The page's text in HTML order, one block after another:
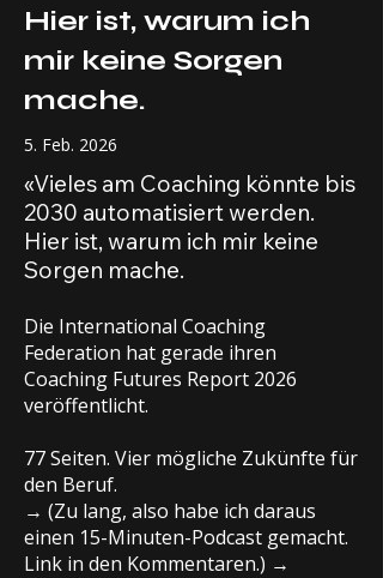
Hier ist, warum ich
mir keine Sorgen
mache.
5. Feb. 2026
«Vieles am Coaching könnte bis
2030 automatisiert werden.
Hier ist, warum ich mir keine
Sorgen mache.
Die International Coaching
Federation hat gerade ihren
Coaching Futures Report 2026
veröffentlicht.
77 Seiten. Vier mögliche Zukünfte für
den Beruf.
→ (Zu lang, also habe ich daraus
einen 15-Minuten-Podcast gemacht.
Link in den Kommentaren.) →